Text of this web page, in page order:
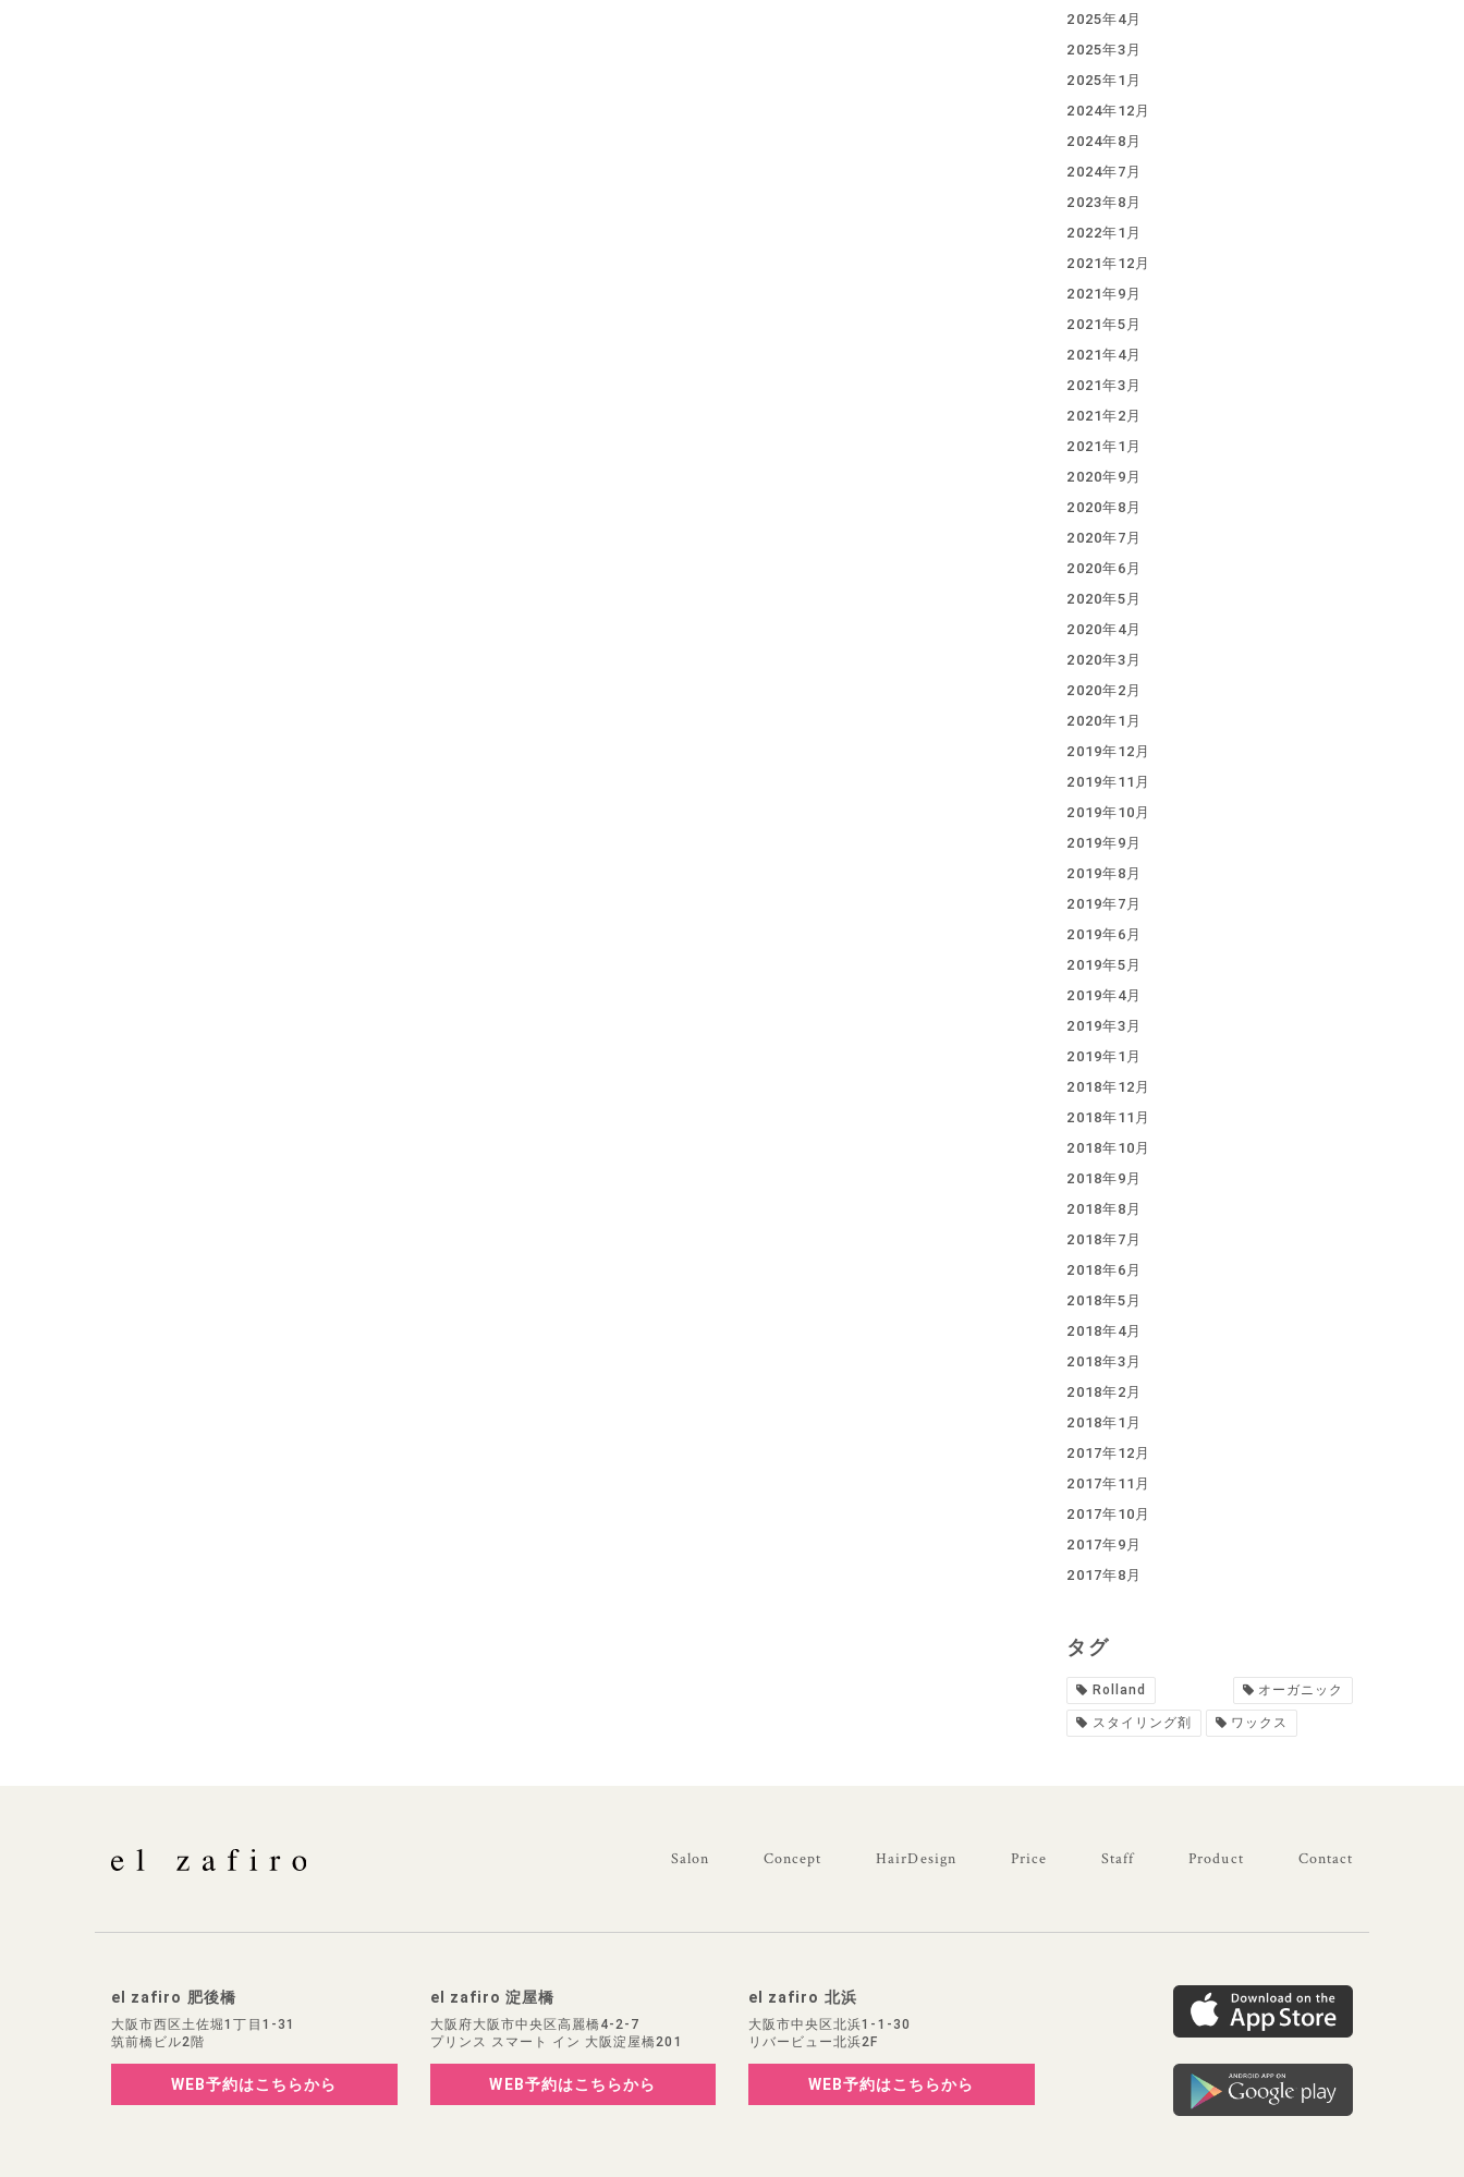
2025年4月
2025年3月
2025年1月
2024年12月
2024年8月
2024年7月
2023年8月
2022年1月
2021年12月
2021年9月
2021年5月
2021年4月
2021年3月
2021年2月
2021年1月
2020年9月
2020年8月
2020年7月
2020年6月
2020年5月
2020年4月
2020年3月
2020年2月
2020年1月
2019年12月
2019年11月
2019年10月
2019年9月
2019年8月
2019年7月
2019年6月
2019年5月
2019年4月
2019年3月
2019年1月
2018年12月
2018年11月
2018年10月
2018年9月
2018年8月
2018年7月
2018年6月
2018年5月
2018年4月
2018年3月
2018年2月
2018年1月
2017年12月
2017年11月
2017年10月
2017年9月
2017年8月
タグ
Rolland オーガニック
スタイリング剤 ワックス
Salon Concept HairDesign Price Staff Product Contact
el zafiro 肥後橋
大阪市西区土佐堀1丁目1-31
筑前橋ビル2階
WEB予約はこちらから
el zafiro 淀屋橋
大阪府大阪市中央区高麗橋4-2-7
プリンス スマート イン 大阪淀屋橋201
WEB予約はこちらから
el zafiro 北浜
大阪市中央区北浜1-1-30
リバービュー北浜2F
WEB予約はこちらから